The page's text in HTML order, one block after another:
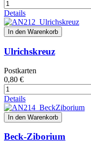
Details
In den Warenkorb
Ulrichskreuz
Postkarten
0,80 €
Details
In den Warenkorb
Beck-Ziborium